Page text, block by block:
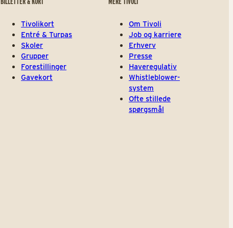
Tivolikort
Entré & Turpas
Skoler
Grupper
Forestillinger
Gavekort
Om Tivoli
Job og karriere
Erhverv
Presse
Haveregulativ
Whistleblower-
system
Ofte stillede
spørgsmål